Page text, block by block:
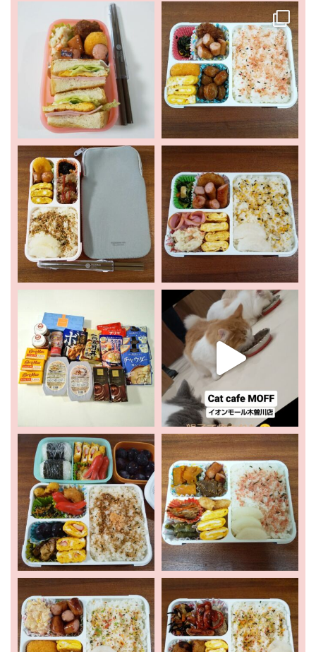
ホーム
新着情報
お出かけ